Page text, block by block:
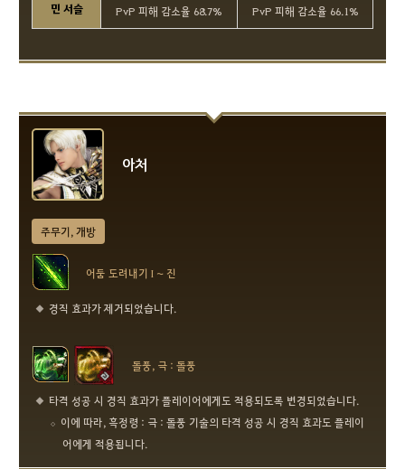
민 서슬
PvP 피해 감소율 68.7%
PvP 피해 감소율 66.1%
아처
주무기, 개방
어둠 도려내기 I ~ 진
경직 효과가 제거되었습니다.
돌풍, 극 : 돌풍
타격 성공 시 경직 효과가 플레이어에게도 적용되도록 변경되었습니다.
이에 따라, 흑정령 : 극 : 돌풍 기술의 타격 성공 시 경직 효과도 플레이
어에게 적용됩니다.